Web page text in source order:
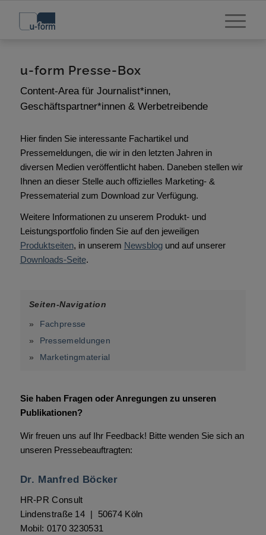
u-form Presse-Box
Content-Area für Journalist*innen,
Geschäftspartner*innen & Werbetreibende
Hier finden Sie interessante Fachartikel und
Pressemeldungen, die wir in den letzten Jahren in
diversen Medien veröffentlicht haben. Daneben stellen wir
Ihnen an dieser Stelle auch offizielles Marketing- &
Pressematerial zum Download zur Verfügung.
Weitere Informationen zu unserem Produkt- und
Leistungsportfolio finden Sie auf den jeweiligen
Produktseiten, in unserem Newsblogund auf unserer
Downloads-Seite.
Seiten-Navigation
»
Fachpresse
»
Pressemeldungen
»
Marketingmaterial
Sie haben Fragen oder Anregungen zu unseren
Publikationen?
Wir freuen uns auf Ihr Feedback! Bitte wenden Sie sich an
unseren Pressebeauftragten:
Dr. Manfred Böcker
HR-PR Consult
Lindenstraße 14 | 50674 Köln
Mobil: 0170 3230531